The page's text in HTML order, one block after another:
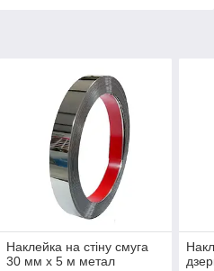
Наклейка на стіну смуга
30 мм х 5 м метал